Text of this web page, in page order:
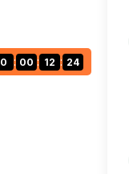
0 : 00 : 12 : 23